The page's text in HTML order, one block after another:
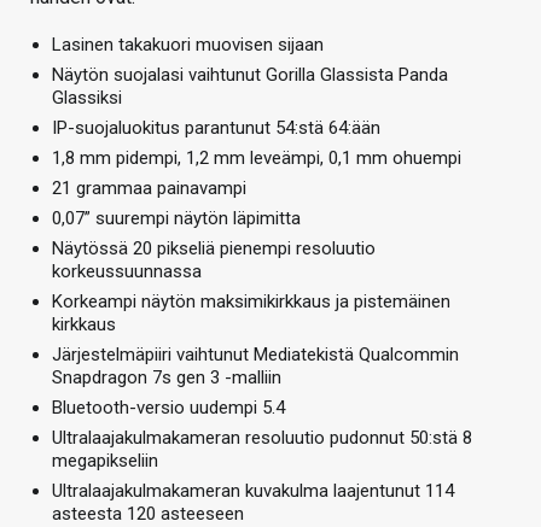
Lasinen takakuori muovisen sijaan
Näytön suojalasi vaihtunut Gorilla Glassista Panda
Glassiksi
IP-suojaluokitus parantunut 54:stä 64:ään
1,8 mm pidempi, 1,2 mm leveämpi, 0,1 mm ohuempi
21 grammaa painavampi
0,07” suurempi näytön läpimitta
Näytössä 20 pikseliä pienempi resoluutio
korkeussuunnassa
Korkeampi näytön maksimikirkkaus ja pistemäinen
kirkkaus
Järjestelmäpiiri vaihtunut Mediatekistä Qualcommin
Snapdragon 7s gen 3 -malliin
Bluetooth-versio uudempi 5.4
Ultralaajakulmakameran resoluutio pudonnut 50:stä 8
megapikseliin
Ultralaajakulmakameran kuvakulma laajentunut 114
asteesta 120 asteeseen